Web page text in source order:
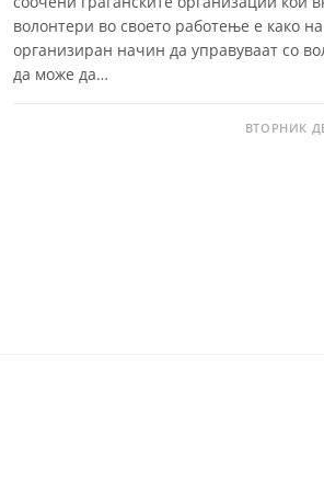
волонтери во своето работење е како
организиран начин да управуваат со
да може да…
ВТОРНИК